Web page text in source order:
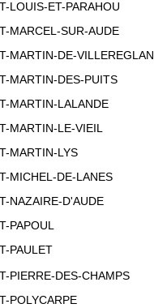
LOUIS-ET-PARAHOU
MARCEL-SUR-AUDE
MARTIN-DE-VILLEREGLAN
MARTIN-DES-PUITS
MARTIN-LALANDE
MARTIN-LE-VIEIL
MARTIN-LYS
MICHEL-DE-LANES
NAZAIRE-D'AUDE
PAPOUL
PAULET
PIERRE-DES-CHAMPS
POLYCARPE